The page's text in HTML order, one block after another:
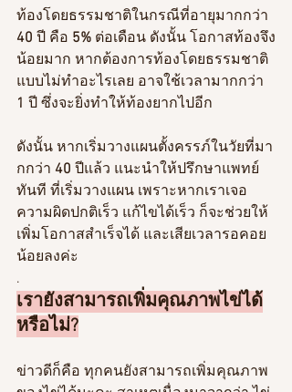
ท้องโดยธรรมชาติในกรณีที่อายุมากกว่า
40 ปี คือ 5% ต่อเดือน ดังนั้น โอกาสท้องจึง
น้อยมาก หากต้องการท้องโดยธรรมชาติ
แบบไม่ทำอะไรเลย อาจใช้เวลามากกว่า
1 ปี ซึ่งจะยิ่งทำให้ท้องยากไปอีก
ดังนั้น หากเริ่มวางแผนตั้งครรภ์ในวัยที่มา
กกว่า 40 ปีแล้ว แนะนำให้ปรึกษาแพทย์
ทันที ที่เริ่มวางแผน เพราะหากเราเจอ
ความผิดปกติเร็ว แก้ไขได้เร็ว ก็จะช่วยให้
เพิ่มโอกาสสำเร็จได้ และเสียเวลารอคอย
น้อยลงค่ะ
.
เรายังสามารถเพิ่มคุณภาพไข่ได้
หรือไม่?
ข่าวดีก็คือ ทุกคนยังสามารถเพิ่มคุณภาพ